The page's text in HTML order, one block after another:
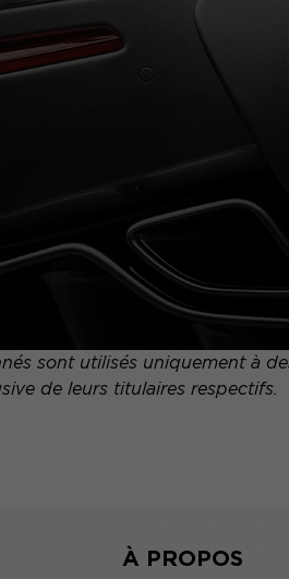
sont utilisés uniquement à
de leurs titulaires respectifs.
À PROPOS